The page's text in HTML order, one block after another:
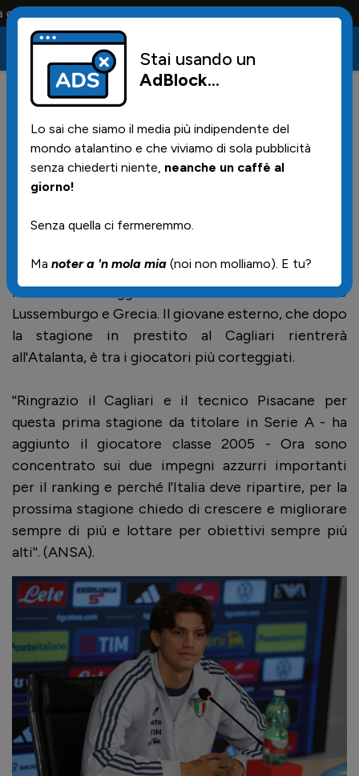
la portano tutta la vita
01/06/2026 | 19.14
Palestra nella conferenza
stampa della Nazionale
"Se mi sento pronto per fare il salto in un grande
Palestra a Coverciano dove sta preparando con la
Nazionale maggiore le amichevoli contro
Lussemburgo e Grecia. Il giovane esterno, che dopo
la stagione in prestito al Cagliari rientrerà
all'Atalanta, è tra i giocatori più corteggiati.
''Ringrazio il Cagliari e il tecnico Pisacane per
questa prima stagione da titolare in Serie A - ha
aggiunto il giocatore classe 2005 - Ora sono
concentrato sui due impegni azzurri importanti
per il ranking e perché l'Italia deve ripartire, per la
prossima stagione chiedo di crescere e migliorare
sempre di più e lottare per obiettivi sempre più
alti''. (ANSA).
Stai usando un
AdBlock...
Lo sai che siamo il media più indipendente del
mondo atalantino e che viviamo di sola pubblicità
senza chiederti niente, neanche un caffè al
giorno!
Senza quella ci fermeremmo.
Ma noter a 'n mola mia (noi non molliamo). E tu?